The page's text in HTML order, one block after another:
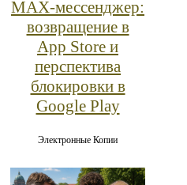
MAX‑мессенджер:
возвращение в
App Store и
перспектива
блокировки в
Google Play
Электронные Копии